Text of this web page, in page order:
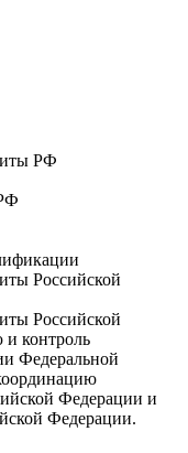
РФ
Российской
Российской
и контроль
Федеральной
Федерации и
Федерации.